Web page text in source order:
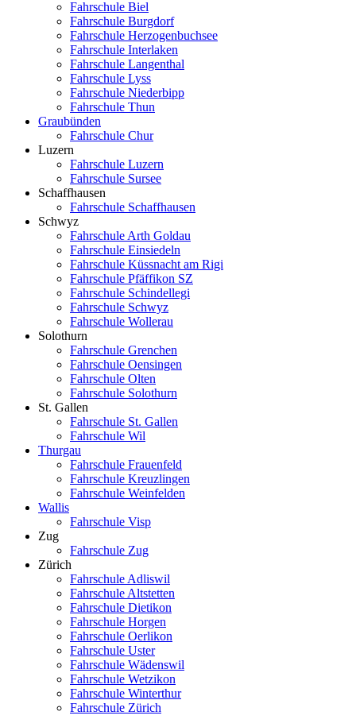
Fahrschule Biel
Fahrschule Burgdorf
Fahrschule Herzogenbuchsee
Fahrschule Interlaken
Fahrschule Langenthal
Fahrschule Lyss
Fahrschule Niederbipp
Fahrschule Thun
Graubünden
Fahrschule Chur
Luzern
Fahrschule Luzern
Fahrschule Sursee
Schaffhausen
Fahrschule Schaffhausen
Schwyz
Fahrschule Arth Goldau
Fahrschule Einsiedeln
Fahrschule Küssnacht am Rigi
Fahrschule Pfäffikon SZ
Fahrschule Schindellegi
Fahrschule Schwyz
Fahrschule Wollerau
Solothurn
Fahrschule Grenchen
Fahrschule Oensingen
Fahrschule Olten
Fahrschule Solothurn
St. Gallen
Fahrschule St. Gallen
Fahrschule Wil
Thurgau
Fahrschule Frauenfeld
Fahrschule Kreuzlingen
Fahrschule Weinfelden
Wallis
Fahrschule Visp
Zug
Fahrschule Zug
Zürich
Fahrschule Adliswil
Fahrschule Altstetten
Fahrschule Dietikon
Fahrschule Horgen
Fahrschule Oerlikon
Fahrschule Uster
Fahrschule Wädenswil
Fahrschule Wetzikon
Fahrschule Winterthur
Fahrschule Zürich